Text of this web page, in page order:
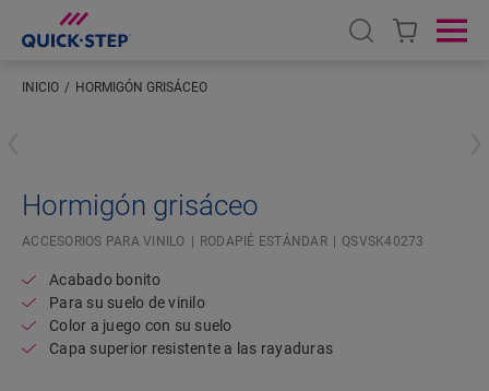
Open search
INICIO HORMIGÓN GRISÁCEO
Hormigón grisáceo
ACCESORIOS PARA VINILO RODAPIÉ ESTÁNDAR QSVSK40273
Acabado bonito
Para su suelo de vinilo
Color a juego con su suelo
Capa superior resistente a las rayaduras